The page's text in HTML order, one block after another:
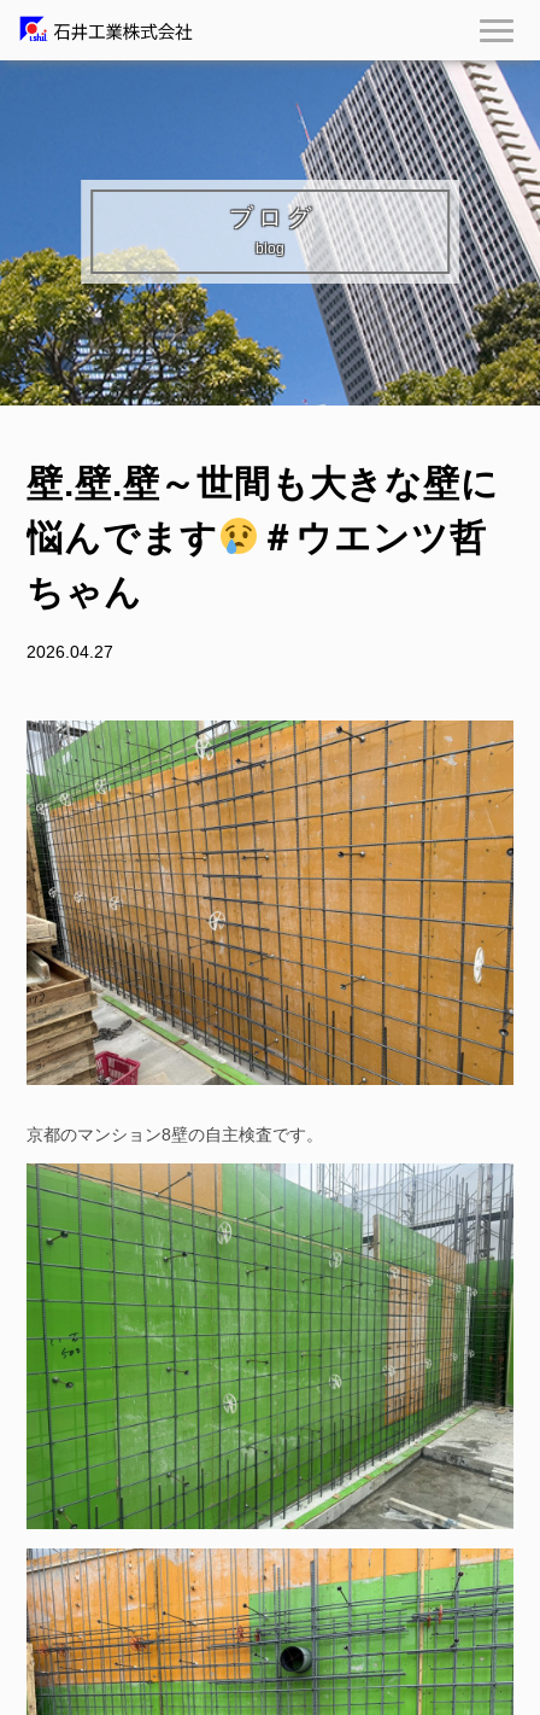
ブログ
blog
壁.壁.壁～世間も大きな壁に
悩んでます
＃ウエンツ哲
ちゃん
2026.04.27
京都のマンション8壁の自主検査です。